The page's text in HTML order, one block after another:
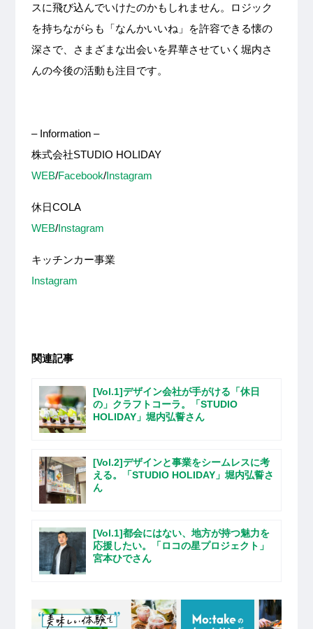
スに飛び込んでいけたのかもしれません。ロジック
を持ちながらも「なんかいいね」を許容できる懐の
深さで、さまざまな出会いを昇華させていく堀内さ
んの今後の活動も注目です。
– Information –
株式会社STUDIO HOLIDAY
WEB/Facebook/Instagram
休日COLA
WEB/Instagram
キッチンカー事業
Instagram
関連記事
[Vol.1]デザイン会社が手がける「休日
の」クラフトコーラ。「STUDIO
HOLIDAY」堀内弘誓さん
[Vol.2]デザインと事業をシームレスに考
える。「STUDIO HOLIDAY」堀内弘誓さ
ん
[Vol.1]都会にはない、地方が持つ魅力を
応援したい。「ロコの星プロジェクト」
宮本ひでさん